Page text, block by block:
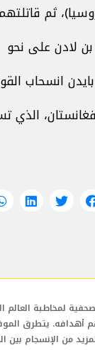
ثم
بن لادن على نحو
انسحاب
لمخاطبة العالم
أهدافه. يتطرق
من الإنسجام بين